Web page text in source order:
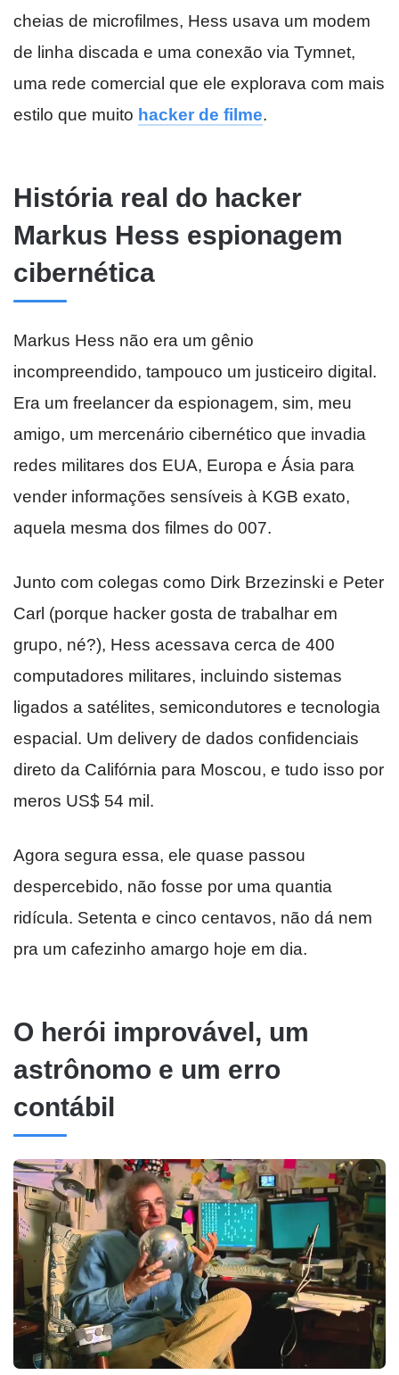
cheias de microfilmes, Hess usava um modem
de linha discada e uma conexão via Tymnet,
uma rede comercial que ele explorava com mais
estilo que muito hacker de filme.
História real do hacker
Markus Hess espionagem
cibernética
Markus Hess não era um gênio
incompreendido, tampouco um justiceiro digital.
Era um freelancer da espionagem, sim, meu
amigo, um mercenário cibernético que invadia
redes militares dos EUA, Europa e Ásia para
vender informações sensíveis à KGB exato,
aquela mesma dos filmes do 007.
Junto com colegas como Dirk Brzezinski e Peter
Carl (porque hacker gosta de trabalhar em
grupo, né?), Hess acessava cerca de 400
computadores militares, incluindo sistemas
ligados a satélites, semicondutores e tecnologia
espacial. Um delivery de dados confidenciais
direto da Califórnia para Moscou, e tudo isso por
meros US$ 54 mil.
Agora segura essa, ele quase passou
despercebido, não fosse por uma quantia
ridícula. Setenta e cinco centavos, não dá nem
pra um cafezinho amargo hoje em dia.
O herói improvável, um
astrônomo e um erro
contábil